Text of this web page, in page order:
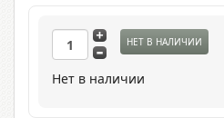
НЕТ В НАЛИЧИИ
Нет в наличии